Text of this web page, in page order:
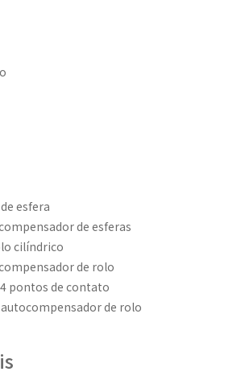
esfera
de esferas
cilíndrico
de rolo
pontos de contato
de rolo